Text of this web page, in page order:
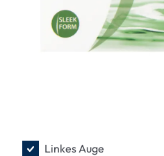
Linkes Auge